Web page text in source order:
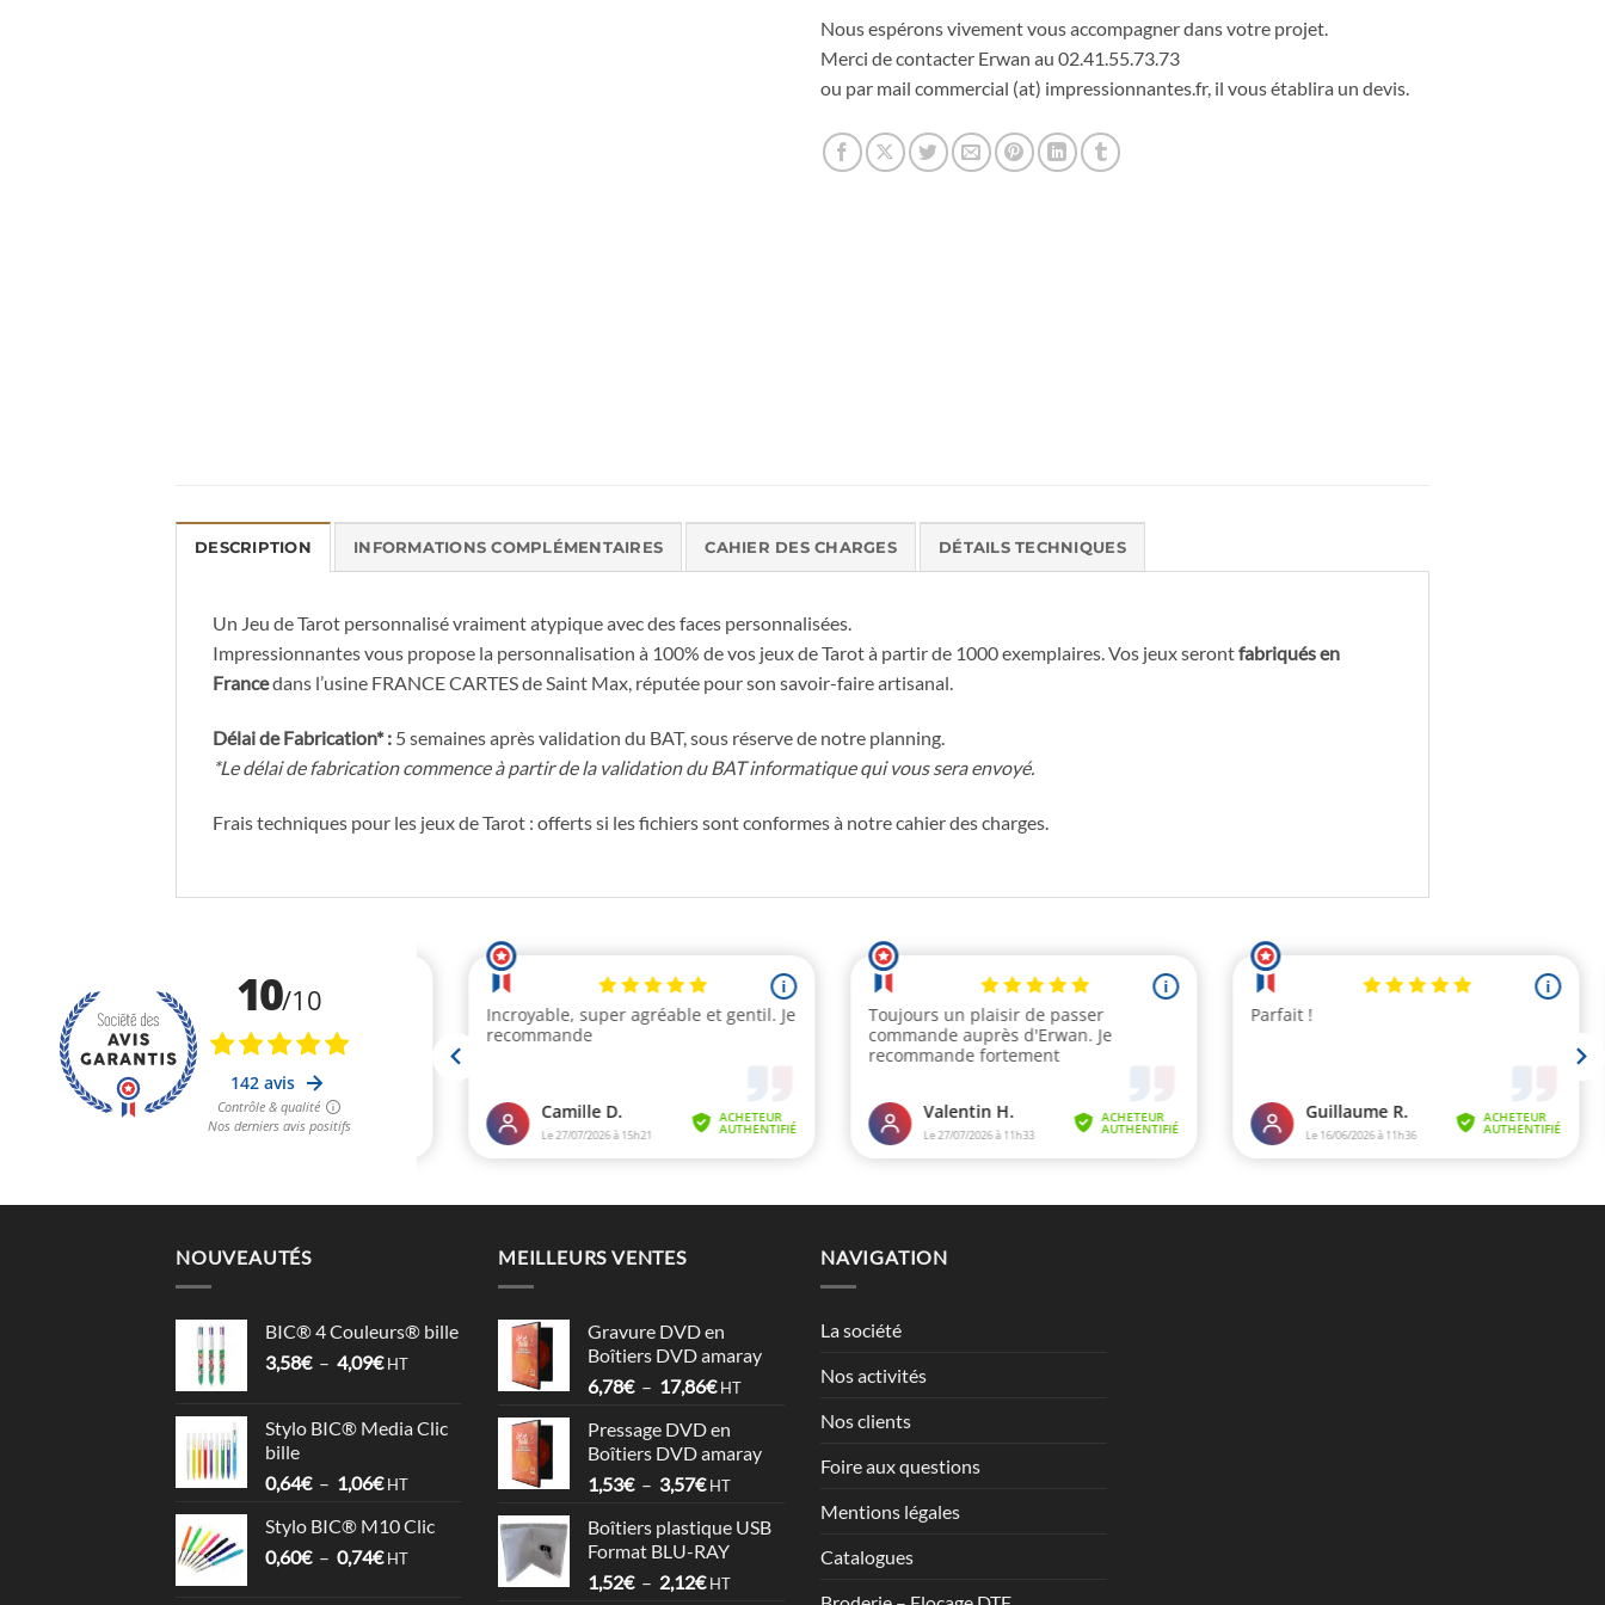
Nous espérons vivement vous accompagner dans votre projet.
Merci de contacter Erwan au 02.41.55.73.73
ou par mail commercial (at) impressionnantes.fr, il vous établira un devis.
DESCRIPTION INFORMATIONS COMPLÉMENTAIRES CAHIER DES CHARGES DÉTAILS TECHNIQUES
Un Jeu de Tarot personnalisé vraiment atypique avec des faces personnalisées.
Impressionnantes vous propose la personnalisation à 100% de vos jeux de Tarot à partir de 1000 exemplaires. Vos jeux serontfabriqués en
Francedans l’usine FRANCE CARTES de Saint Max, réputée pour son savoir-faire artisanal.
Délai de Fabrication* : 5 semaines après validation du BAT, sous réserve de notre planning.
*Le délai de fabrication commence à partir de la validation du BAT informatique qui vous sera envoyé.
Frais techniques pour les jeux de Tarot : offerts si les fichiers sont conformes à notre cahier des charges.
NOUVEAUTÉS
BIC® 4 Couleurs® bille
3,58€ – 4,09€Plage
3,58€
4,09€
HT
Stylo BIC® Media Clic
bille
0,64€ – 1,06€Plage
prix :
0,64€
HT
Stylo BIC® M10 Clic
0,60€ – 0,74€Plage
HT
MEILLEURS VENTES
Gravure DVD en
Boîtiers DVD amaray
6,78€ – 17,86€Plage
prix :
6,78€
à
HT
Pressage DVD en
Boîtiers DVD amaray
1,53€ – 3,57€Plage
prix :
1,53€
à
HT
Boîtiers plastique USB
Format BLU-RAY
1,52€ – 2,12€Plage
HT
NAVIGATION
La société
Nos activités
Nos clients
Foire aux questions
Mentions légales
Catalogues